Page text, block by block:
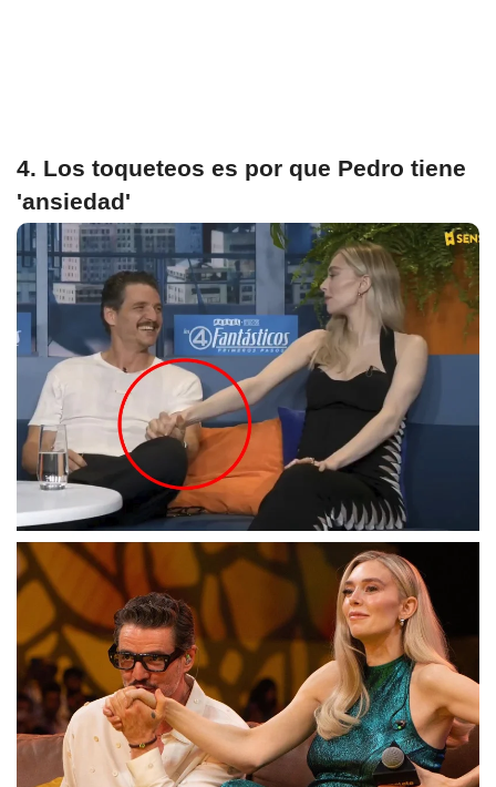
4. Los toqueteos es por que Pedro tiene
'ansiedad'